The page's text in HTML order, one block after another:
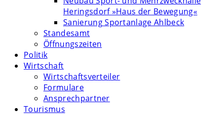
Heringsdorf »Haus der Bewegung«
Sanierung Sportanlage Ahlbeck
Standesamt
Öffnungszeiten
Politik
Wirtschaft
Wirtschaftsverteiler
Formulare
Ansprechpartner
Tourismus